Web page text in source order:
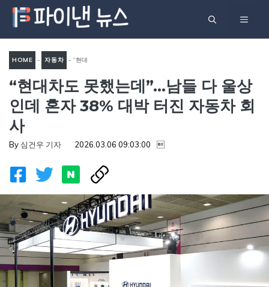
츠
메
HOME - 자동차 - “현대
차도 못했는데”…남들 다 울상
인데 혼자 38% 대박 터진 자
동차 회사
“현대차도 못했는데”…남들 다 울상
인데 혼자 38% 대박 터진 자동차 회
사
By 심건우 기자 2026.03.06 09:03:00 